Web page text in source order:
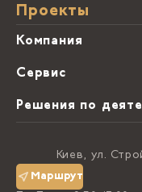
Проекты
Компания
О нас
Блог
Политика
Сервис
Виды обработки
Решения по
Киев, ул.
Маршрут